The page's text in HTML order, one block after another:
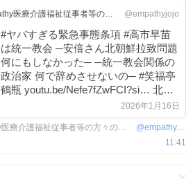
矢吹 JOempathy医療介護福祉従事者等の方々の待遇改善を @empathyjojo
#ヤバすぎる緊急事態条項 #高市早苗
は統一教会 ─安倍さん北朝鮮拉致問題
何にもしなかった─ ─統一教会関係の
政治家 何で辞めさせないの─ #笑福亭
鶴瓶 youtu.be/Nefe7fZwFCI?si… 北朝
鮮ミサイル開発を支える 統一教会マ
ネー4500億円 | 文春
bunshun.jp/articles/-/591…
2026年1月16日
矢吹 JOempathy医療介護福祉従事者等の方々の待遇改善を @empathyjojo
11:41